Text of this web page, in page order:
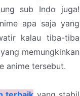
sub Indo juga!
apa saja yang
kalau tiba-tiba
memungkinkan
anime tersebut.